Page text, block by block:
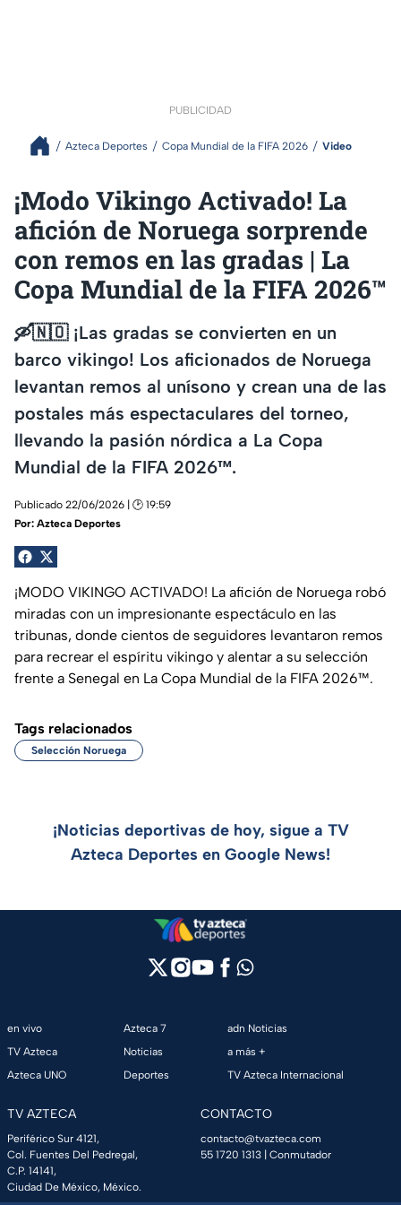
PUBLICIDAD
Azteca Deportes Copa Mundial de la FIFA 2026 Video
¡Modo Vikingo Activado! La
afición de Noruega sorprende
con remos en las gradas | La
Copa Mundial de la FIFA 2026™
🛶🇳🇴 ¡Las gradas se convierten en un
barco vikingo! Los aficionados de Noruega
levantan remos al unísono y crean una de las
postales más espectaculares del torneo,
llevando la pasión nórdica a La Copa
Mundial de la FIFA 2026™.
Publicado 22/06/2026 | 🕑 19:59
Por: Azteca Deportes
¡MODO VIKINGO ACTIVADO! La afición de Noruega robó
miradas con un impresionante espectáculo en las
tribunas, donde cientos de seguidores levantaron remos
para recrear el espíritu vikingo y alentar a su selección
frente a Senegal en La Copa Mundial de la FIFA 2026™.
Tags relacionados
Selección Noruega
¡Noticias deportivas de hoy, sigue a TV
Azteca Deportes en Google News!
en vivo
TV Azteca
Azteca UNO
Azteca 7
Noticias
Deportes
adn Noticias
a más +
TV Azteca Internacional
TV AZTECA
Periférico Sur 4121,
Col. Fuentes Del Pedregal,
C.P. 14141,
Ciudad De México, México.
CONTACTO
contacto@tvazteca.com
55 1720 1313 | Conmutador